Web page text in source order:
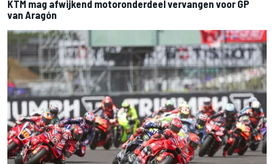
KTM mag afwijkend motoronderdeel vervangen voor GP
van Aragón